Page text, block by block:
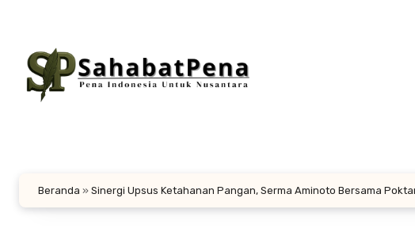
konten
Beranda » Sinergi Upsus Ketahanan Pangan, Serma Aminoto Bersama